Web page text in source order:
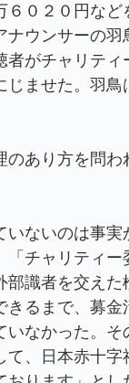
０２０円など
ウンサーの
がチャリティ
ませた。羽
あり方を問
ないのは事実
チャリティー
識者を交え
るまで、募
なかった。
、日本赤十字